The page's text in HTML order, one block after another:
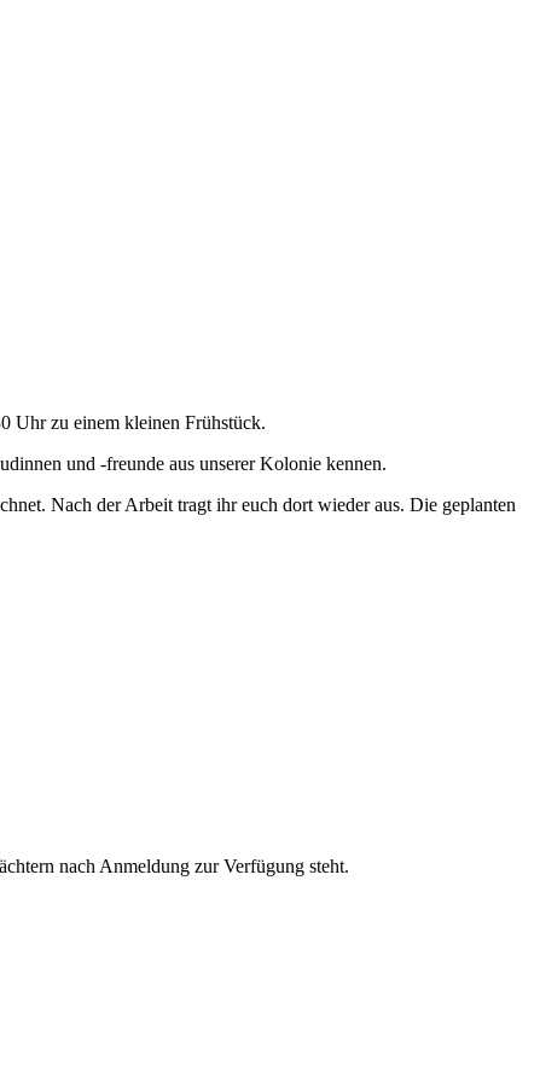
Uhr zu einem kleinen Frühstück.
und -freunde aus unserer Kolonie kennen.
Nach der Arbeit tragt ihr euch dort wieder aus. Die geplanten
nach Anmeldung zur Verfügung steht.